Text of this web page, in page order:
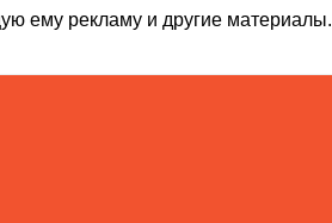
ему рекламу и другие